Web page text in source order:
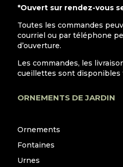
*Ouvert sur rendez-vous
Toutes les commandes
courriel ou par téléphone
d’ouverture.
Les commandes, les
cueillettes sont disponibles
ORNEMENTS DE JARDIN
Ornements
Fontaines
Urnes